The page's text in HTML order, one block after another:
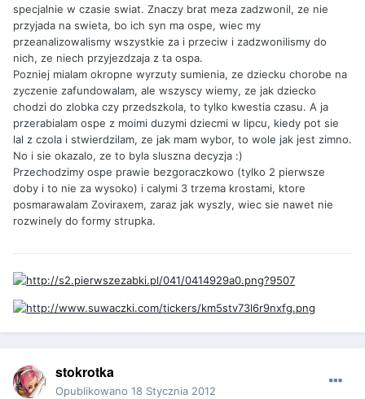
specjalnie w czasie swiat. Znaczy brat meza zadzwonil, ze nie
przyjada na swieta, bo ich syn ma ospe, wiec my
przeanalizowalismy wszystkie za i przeciw i zadzwonilismy do
nich, ze niech przyjezdzaja z ta ospa.
Pozniej mialam okropne wyrzuty sumienia, ze dziecku chorobe na
zyczenie zafundowalam, ale wszyscy wiemy, ze jak dziecko
chodzi do zlobka czy przedszkola, to tylko kwestia czasu. A ja
przerabialam ospe z moimi duzymi dziecmi w lipcu, kiedy pot sie
lal z czola i stwierdzilam, ze jak mam wybor, to wole jak jest zimno.
No i sie okazalo, ze to byla sluszna decyzja :)
Przechodzimy ospe prawie bezgoraczkowo (tylko 2 pierwsze
doby i to nie za wysoko) i calymi 3 trzema krostami, ktore
posmarawalam Zoviraxem, zaraz jak wyszly, wiec sie nawet nie
rozwinely do formy strupka.
stokrotka
Opublikowano 18 Stycznia 2012